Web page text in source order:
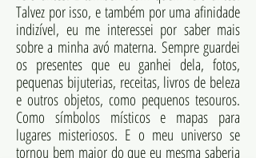
Talvez por isso, e também por uma afinidade
indizível, eu me interessei por saber mais
sobre a minha avó materna. Sempre guardei
os presentes que eu ganhei dela, fotos,
pequenas bijuterias, receitas, livros de beleza
e outros objetos, como pequenos tesouros.
Como símbolos místicos e mapas para
lugares misteriosos. E o meu universo se
tornou bem maior do que eu mesma saberia